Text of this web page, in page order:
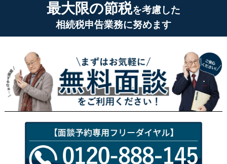
最大限の節税を考慮した
相続税申告業務に努めます